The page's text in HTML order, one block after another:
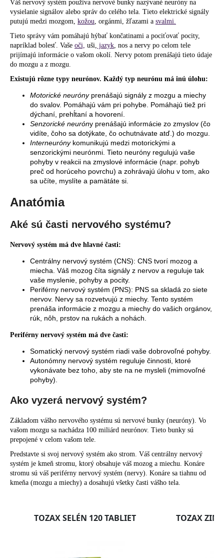
Váš nervový systém používa nervové bunky nazývané neuróny na
vysielanie signálov alebo správ do celého tela. Tieto elektrické signály
putujú medzi mozgom, kožou, orgánmi, žľazami a svalmi.
Tieto správy vám pomáhajú hýbať končatinami a pociťovať pocity,
napríklad bolesť. Vaše oči, uši, jazyk, nos a nervy po celom tele
prijímajú informácie o vašom okolí. Nervy potom prenášajú tieto údaje
do mozgu a z mozgu.
Existujú rôzne typy neurónov. Každý typ neurónu má inú úlohu:
Motorické neurónyprenášajú signály z mozgu a miechy
do svalov. Pomáhajú vám pri pohybe. Pomáhajú tiež pri
dýchaní, prehĺtaní a hovorení.
Senzorické neuróny prenášajú informácie zo zmyslov (čo
vidíte, čoho sa dotýkate, čo ochutnávate atď.) do mozgu.
Interneurónykomunikujú medzi motorickými a
senzorickými neurónmi. Tieto neuróny regulujú vaše
pohyby v reakcii na zmyslové informácie (napr. pohyb
preč od horúceho povrchu) a zohrávajú úlohu v tom, ako
sa učíte, myslíte a pamätáte si.
Anatómia
Aké sú časti nervového systému?
Nervový systém má dve hlavné časti:
Centrálny nervový systém (CNS): CNS tvorí mozog a
miecha. Váš mozog číta signály z nervov a reguluje tak
vaše myslenie, pohyby a pocity.
Periférny nervový systém (PNS): PNS sa skladá zo siete
nervov. Nervy sa rozvetvujú z miechy. Tento systém
prenáša informácie z mozgu a miechy do vašich orgánov,
rúk, nôh, prstov na rukách a nohách.
Periférny nervový systém má dve časti:
Somatický nervový systém riadi vaše dobrovoľné pohyby.
Autonómny nervový systém reguluje činnosti, ktoré
vykonávate bez toho, aby ste na ne mysleli (mimovoľné
pohyby).
Ako vyzerá nervový systém?
Základom vášho nervového systému sú nervové bunky (neuróny). Vo
vašom mozgu sa nachádza 100 miliárd neurónov. Tieto bunky sú
prepojené v celom vašom tele.
Predstavte si svoj nervový systém ako strom. Váš centrálny nervový
systém je kmeň stromu, ktorý obsahuje váš mozog a miechu. Konáre
stromu sú váš periférny nervový systém (nervy). Konáre sa tiahnu od
kmeňa (mozgu a miechy) a dosahujú všetky časti vášho tela.